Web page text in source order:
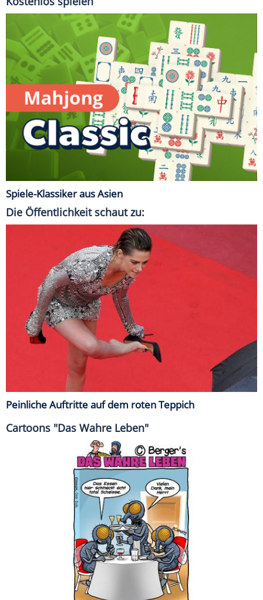
Spiele-Klassiker aus Asien
Die Öffentlichkeit schaut zu:
Peinliche Auftritte auf dem roten Teppich
Cartoons "Das Wahre Leben"